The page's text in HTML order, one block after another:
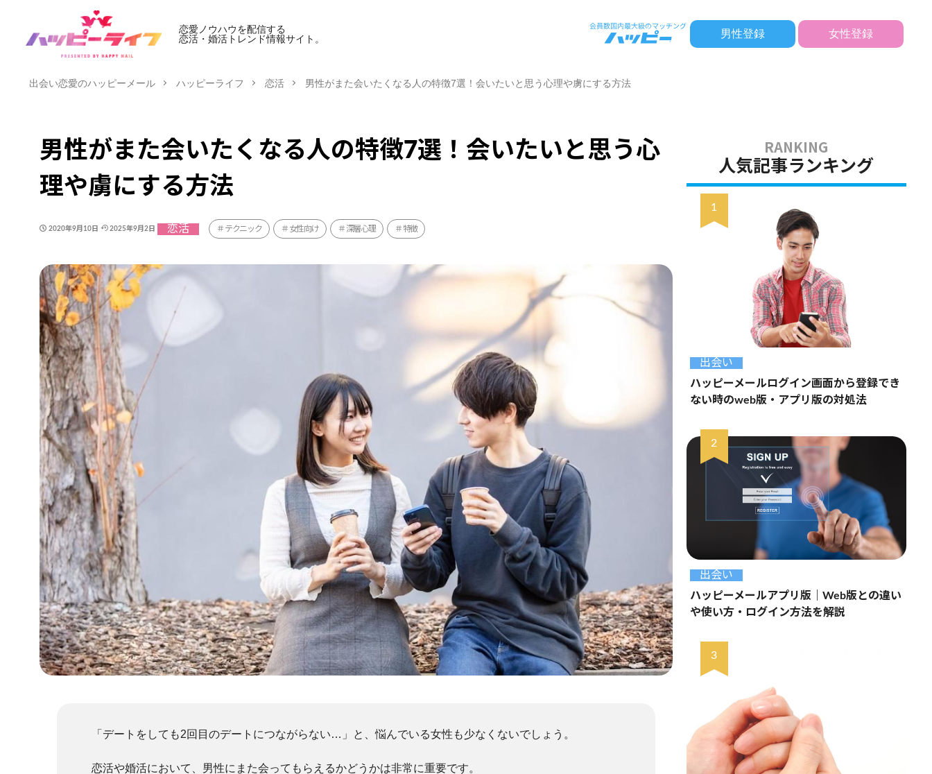
恋愛ノウハウを配信する
恋活・婚活トレンド情報サイト。
男性登録 女性登録
出会い恋愛のハッピーメール ハッピーライフ 恋活 男性がまた会いたくなる人の特徴7選！会いたいと思う心理や虜にする方法
男性がまた会いたくなる人の特徴7選！会いたいと思う心
理や虜にする方法
2020年9月10日 2025年9月2日 恋活 テクニック 女性向け 深層心理 特徴
「デートをしても2回目のデートにつながらない…」と、悩んでいる女性も少なくないでしょう。
恋活や婚活において、男性にまた会ってもらえるかどうかは非常に重要です。
人気記事ランキング
出会い
ハッピーメールログイン画面から登録でき
ない時のweb版・アプリ版の対処法
出会い
ハッピーメールアプリ版｜Web版との違い
や使い方・ログイン方法を解説